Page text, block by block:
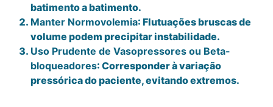
batimento a batimento.
Manter Normovolemia: Flutuações bruscas de
volume podem precipitar instabilidade.
Uso Prudente de Vasopressores ou Beta-
bloqueadores: Corresponder à variação
pressórica do paciente, evitando extremos.